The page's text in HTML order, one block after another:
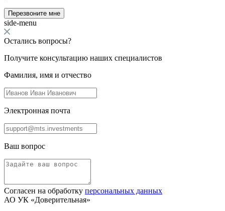
Перезвоните мне
side-menu
Остались вопросы?
Получите консультацию наших специалистов
Фамилия, имя и отчество
Электронная почта
Ваш вопрос
Согласен на обработку персональных данных
АО УК «Доверительная»